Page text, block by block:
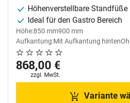
Höhenverstellbare Standfüße
Ideal für den Gastro Bereich
Höhe:850 mm900 mm
Aufkantung:Mit Aufkantung hinten
Noch keine Bewertungen
0 Bewertungen
868,00 €
Steuerhinweis:
zzgl. MwSt.
Variante